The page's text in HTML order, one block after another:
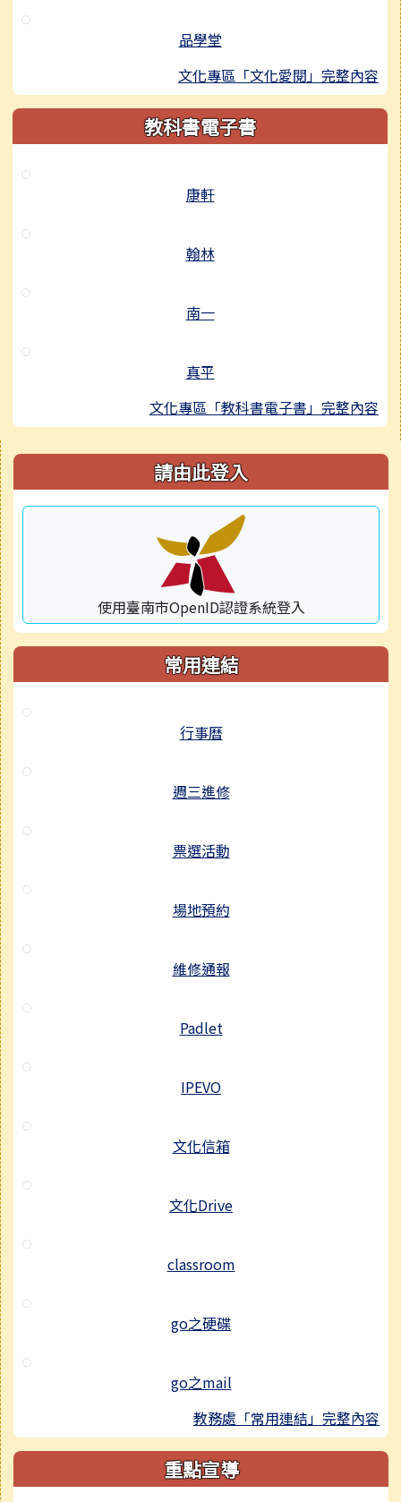
品學堂
文化專區「文化愛閱」完整內容
教科書電子書
康軒
翰林
南一
真平
文化專區「教科書電子書」完整內容
右邊區域內容 請由此登入
使用臺南市OpenID認證系統登入
常用連結
行事曆
週三進修
票選活動
場地預約
維修通報
Padlet
IPEVO
文化信箱
文化Drive
classroom
go之硬碟
go之mail
教務處「常用連結」完整內容
重點宣導